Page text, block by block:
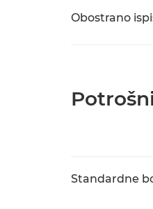
Obostrano
Standardne